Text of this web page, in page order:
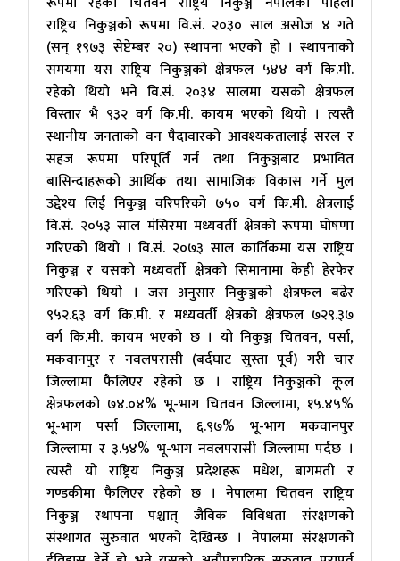
राष्ट्रिय निकुञ्जको रूपमा वि.सं. २०३० साल असोज ४ गते
(सन् १९७३ सेप्टेम्बर २०) स्थापना भएको हो । स्थापनाको
समयमा यस राष्ट्रिय निकुञ्जको क्षेत्रफल ५४४ वर्ग कि.मी.
रहेको थियो भने वि.सं. २०३४ सालमा यसको क्षेत्रफल
विस्तार भै ९३२ वर्ग कि.मी. कायम भएको थियो । त्यस्तै
स्थानीय जनताको वन पैदावारको आवश्यकतालाई सरल र
सहज रूपमा परिपूर्ति गर्न तथा निकुञ्जबाट प्रभावित
बासिन्दाहरूको आर्थिक तथा सामाजिक विकास गर्ने मुल
उद्देश्य लिई निकुञ्ज वरिपरिको ७५० वर्ग कि.मी. क्षेत्रलाई
वि.सं. २०५३ साल मंसिरमा मध्यवर्ती क्षेत्रको रूपमा घोषणा
गरिएको थियो । वि.सं. २०७३ साल कार्तिकमा यस राष्ट्रिय
निकुञ्ज र यसको मध्यवर्ती क्षेत्रको सिमानामा केही हेरफेर
गरिएको थियो । जस अनुसार निकुञ्जको क्षेत्रफल बढेर
९५२.६३ वर्ग कि.मी. र मध्यवर्ती क्षेत्रको क्षेत्रफल ७२९.३७
वर्ग कि.मी. कायम भएको छ । यो निकुञ्ज चितवन, पर्सा,
मकवानपुर र नवलपरासी (बर्दघाट सुस्ता पूर्व) गरी चार
जिल्लामा फैलिएर रहेको छ । राष्ट्रिय निकुञ्जको कूल
क्षेत्रफलको ७४.०४% भू-भाग चितवन जिल्लामा, १५.४५%
भू-भाग पर्सा जिल्लामा, ६.९७% भू-भाग मकवानपुर
जिल्लामा र ३.५४% भू-भाग नवलपरासी जिल्लामा पर्दछ ।
त्यस्तै यो राष्ट्रिय निकुञ्ज प्रदेशहरू मधेश, बागमती र
गण्डकीमा फैलिएर रहेको छ । नेपालमा चितवन राष्ट्रिय
निकुञ्ज स्थापना पश्चात् जैविक विविधता संरक्षणको
संस्थागत सुरुवात भएको देखिन्छ । नेपालमा संरक्षणको